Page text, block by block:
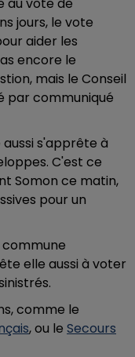
jours, le vote
aider les
encore le
mais le Conseil
par communiqué
s'apprête à
C'est ce
Somon ce matin,
pour un
elle aussi à voter
comme le
, ou le Secours